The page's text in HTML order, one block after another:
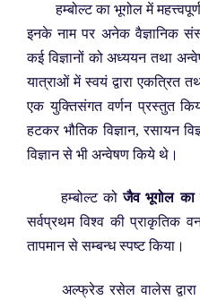
हम्बोल्ट का भूगोल में महत्त्वपूर्ण
इनके नाम पर अनेक वैज्ञानिक
कई विज्ञानों को अध्ययन तथा
यात्राओं में स्वयं द्वारा एकत्रित
एक युक्तिसंगत वर्णन प्रस्तुत
हटकर भौतिक विज्ञान, रसायन
विज्ञान से भी अन्वेषण किये थे।
हम्बोल्ट कोजैव भूगोल का
सर्वप्रथम विश्व की प्राकृतिक
तापमान से सम्बन्ध स्पष्ट किया।
अल्फ्रेड रसेल वालेस द्वारा